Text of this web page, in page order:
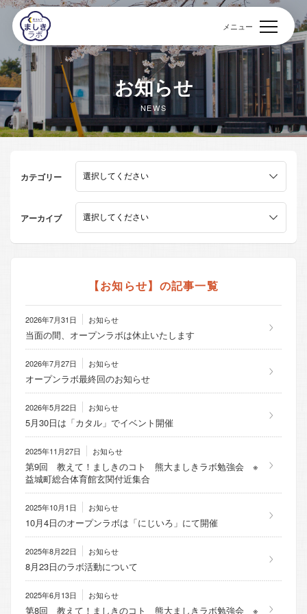
メニュー
お知らせ
NEWS
カテゴリー
アーカイブ
【お知らせ】の記事一覧
2026年7月31日 お知らせ
当面の間、オープンラボは休止いたします
2026年7月27日 お知らせ
オープンラボ最終回のお知らせ
2026年5月22日 お知らせ
5月30日は「カタル」でイベント開催
2025年11月27日 お知らせ
第9回 教えて！ましきのコト 熊大ましきラボ勉強会 ※
益城町総合体育館玄関付近集合
2025年10月1日 お知らせ
10月4日のオープンラボは「にじいろ」にて開催
2025年8月22日 お知らせ
8月23日のラボ活動について
2025年6月13日 お知らせ
第8回 教えて！ましきのコト 熊大ましきラボ勉強会 ※